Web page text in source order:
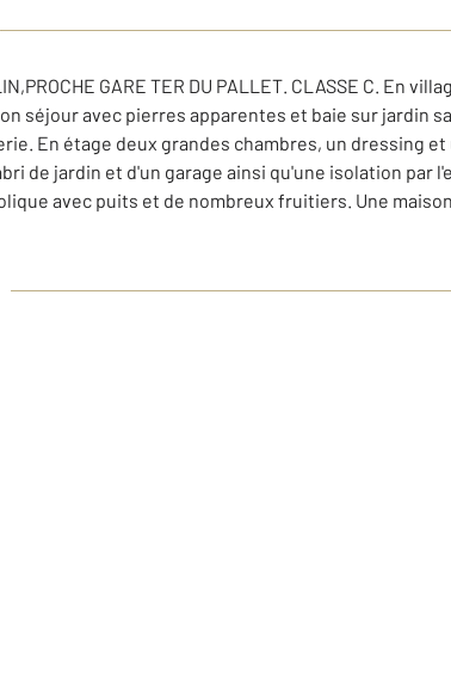
GARE TER DU PALLET. CLASSE C.
séjour avec pierres apparentes et baie sur jardin
En étage deux grandes chambres, un dressing
de jardin et d'un garage ainsi qu'une isolation
avec puits et de nombreux fruitiers. Une